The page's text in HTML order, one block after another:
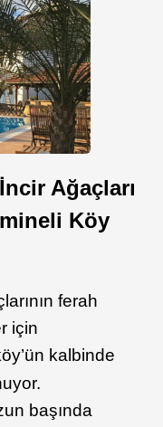
Ağaçları
Köy
ferah
için
kalbinde
başında